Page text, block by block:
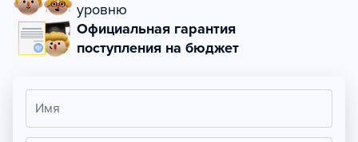
уровню
Официальная гарантия
поступления на бюджет
Имя